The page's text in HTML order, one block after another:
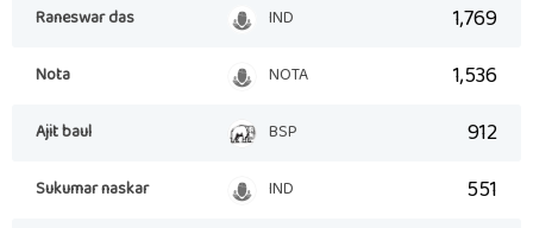
Raneswar das IND 1,769
Nota NOTA 1,536
Ajit baul BSP 912
Sukumar naskar IND 551